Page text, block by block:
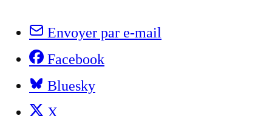
Envoyer par e-mail
Facebook
Bluesky
X